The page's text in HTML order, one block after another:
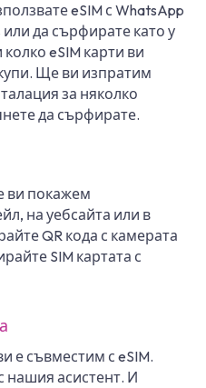
eSIM с WhatsApp
да сърфирате като у
eSIM карти ви
Ще ви изпратим
за няколко
да сърфирате.
ви покажем
на уебсайта или в
QR кода с камерата
SIM картата с
е съвместим с eSIM.
нашия асистент. И